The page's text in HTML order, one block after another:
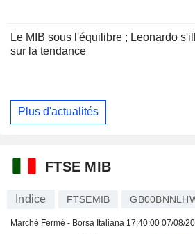
Le MIB sous l'équilibre ; Leonardo
sur la tendance
Plus d'actualités
FTSE MIB
Indice FTSEMIB
Marché Fermé - Borsa Italiana 17:40:00 07/08/